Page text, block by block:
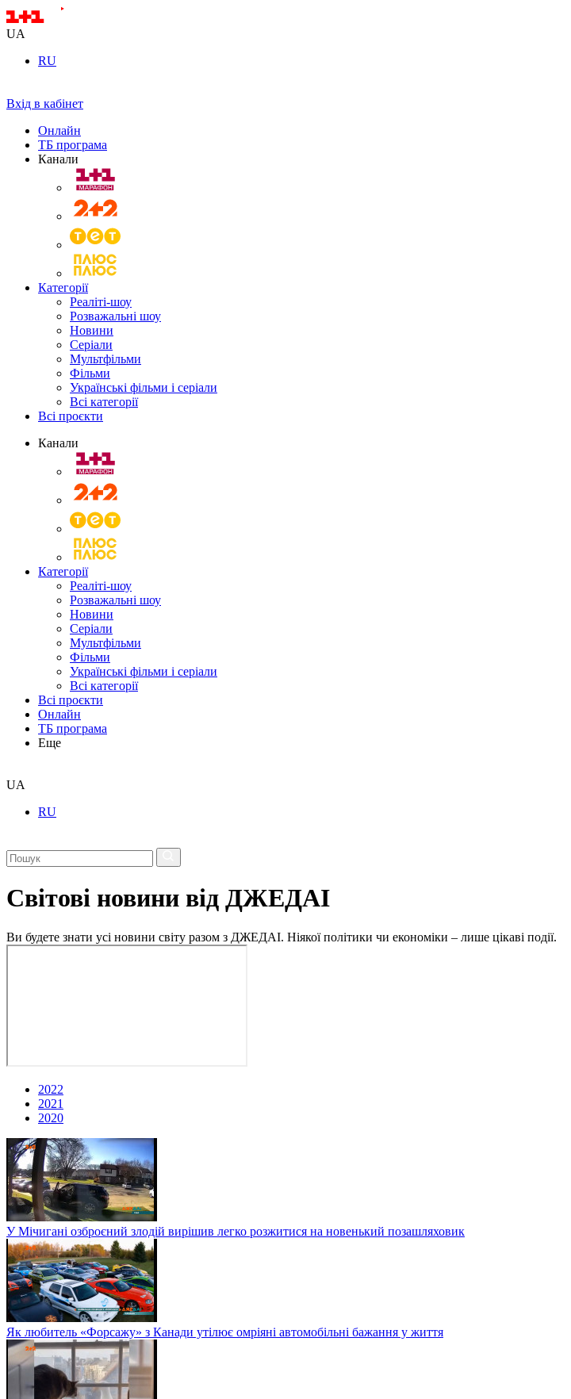
UA
RU
Вхід в кабінет
Онлайн
ТБ програма
Канали
Категорії
Реаліті-шоу
Розважальні шоу
Новини
Серіали
Мультфільми
Фільми
Українські фільми і серіали
Всі категорії
Всі проєкти
Канали
Категорії
Реаліті-шоу
Розважальні шоу
Новини
Серіали
Мультфільми
Фільми
Українські фільми і серіали
Всі категорії
Всі проєкти
Онлайн
ТБ програма
Еще
UA
RU
Світові новини від ДЖЕДАІ
Ви будете знати усі новини світу разом з ДЖЕДАІ. Ніякої політики чи економіки – лише цікаві події.
2022
2021
2020
У Мічигані озброєний злодій вирішив легко розжитися на новенький позашляховик
Як любитель «Форсажу» з Канади утілює омріяні автомобільні бажання у життя